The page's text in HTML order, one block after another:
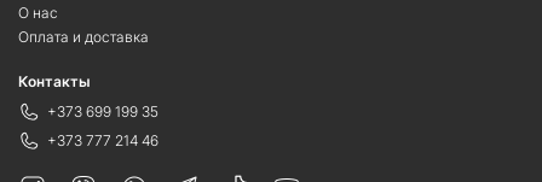
О нас
Оплата и доставка
Контакты
+373 699 199 35
+373 777 214 46